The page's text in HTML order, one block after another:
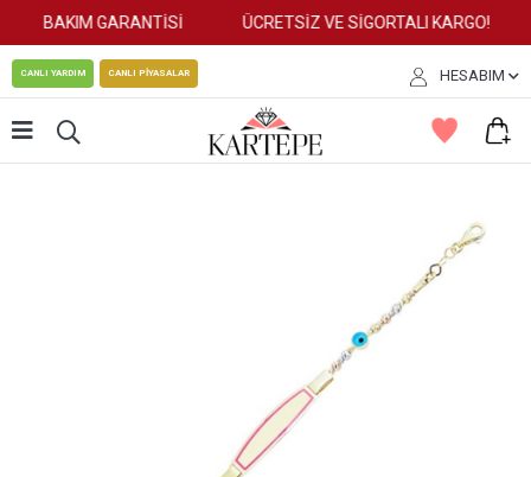
BAKIM GARANTİSİ ÜCRETSİZ VE SİGORTALI KARGO!
CANLI YARDIM CANLI PİYASALAR HESABIM